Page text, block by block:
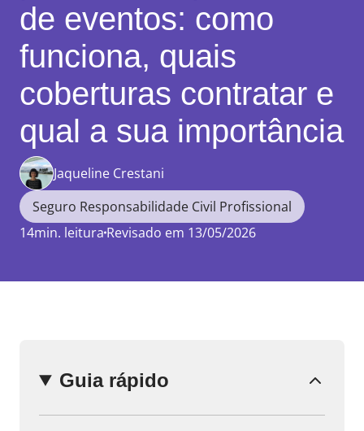
de eventos: como
funciona, quais
coberturas contratar e
qual a sua importância
Jaqueline Crestani
Seguro Responsabilidade Civil Profissional
14min. leitura Revisado em 13/05/2026
Guia rápido